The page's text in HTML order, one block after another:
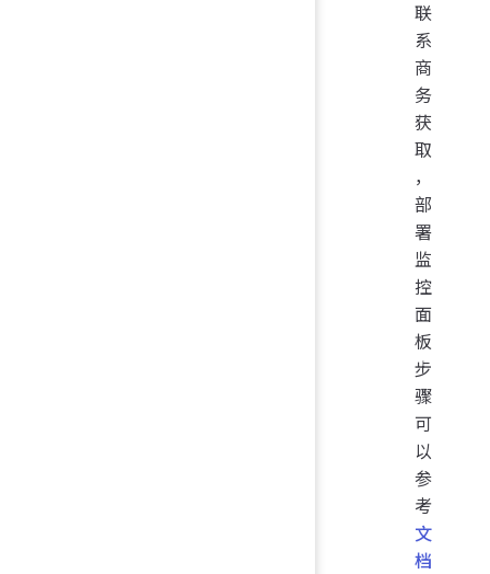
联
系
商
务
获
取
，
部
署
监
控
面
板
步
骤
可
以
参
考
文
档